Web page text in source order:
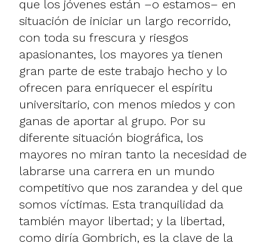
que los jóvenes están –o estamos– en
situación de iniciar un largo recorrido,
con toda su frescura y riesgos
apasionantes, los mayores ya tienen
gran parte de este trabajo hecho y lo
ofrecen para enriquecer el espíritu
universitario, con menos miedos y con
ganas de aportar al grupo. Por su
diferente situación biográfica, los
mayores no miran tanto la necesidad de
labrarse una carrera en un mundo
competitivo que nos zarandea y del que
somos víctimas. Esta tranquilidad da
también mayor libertad; y la libertad,
como diría Gombrich, es la clave de la